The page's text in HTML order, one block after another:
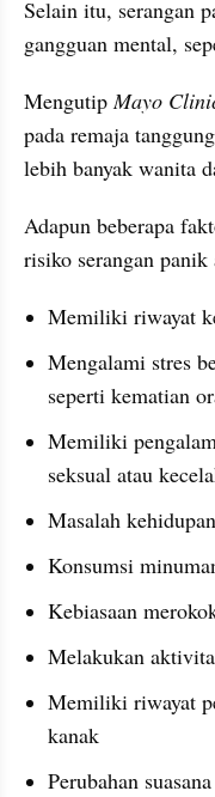
Selain itu, serangan
gangguan mental,
Mengutip Mayo
pada remaja
lebih banyak wanita
Adapun beberapa
risiko serangan
Memiliki riwayat
Mengalami stres
seperti kematian
Memiliki
seksual atau
Masalah
Konsumsi
Kebiasaan
Melakukan
Memiliki riwayat
kanak
Perubahan